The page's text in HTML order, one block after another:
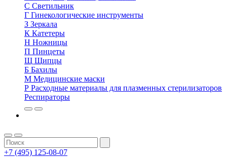
С Светильник
Г Гинекологические инструменты
З Зеркала
К Катетеры
Н Ножницы
П Пинцеты
Щ Щипцы
Б Бахилы
М Медицинские маски
Р Расходные материалы для плазменных стерилизаторов
Респираторы
+7 (495) 125-08-07